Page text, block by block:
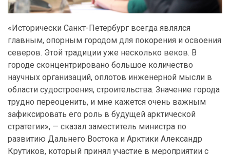
«Исторически Санкт-Петербург всегда являлся
главным, опорным городом для покорения и освоения
северов. Этой традиции уже несколько веков. В
городе сконцентрировано большое количество
научных организаций, оплотов инженерной мысли в
области судостроения, строительства. Значение города
трудно переоценить, и мне кажется очень важным
зафиксировать его роль в будущей арктической
стратегии», — сказал заместитель министра по
развитию Дальнего Востока и Арктики Александр
Крутиков, который принял участие в мероприятии с